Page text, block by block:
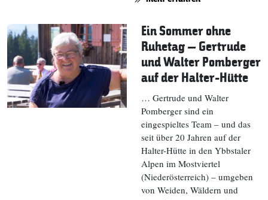
Ein Sommer ohne
Ruhetag – Gertrude
und Walter Pomberger
auf der Halter-Hütte
… Gertrude und Walter
Pomberger sind ein
eingespieltes Team – und das
seit über 20 Jahren auf der
Halter-Hütte in den Ybbstaler
Alpen im Mostviertel
(Niederösterreich) – umgeben
von Weiden, Wäldern und